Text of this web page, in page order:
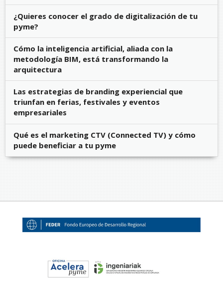
¿Quieres conocer el grado de digitalización de tu
pyme?
Cómo la inteligencia artificial, aliada con la
metodología BIM, está transformando la
arquitectura
Las estrategias de branding experiencial que
triunfan en ferias, festivales y eventos
empresariales
Qué es el marketing CTV (Connected TV) y cómo
puede beneficiar a tu pyme